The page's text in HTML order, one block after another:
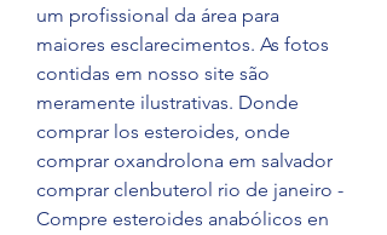
um profissional da área para
maiores esclarecimentos. As fotos
contidas em nosso site são
meramente ilustrativas. Donde
comprar los esteroides, onde
comprar oxandrolona em salvador
comprar clenbuterol rio de janeiro -
Compre esteroides anabólicos en